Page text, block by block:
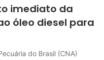
imediato da
óleo diesel para
do Brasil (CNA)